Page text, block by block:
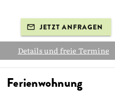
JETZT ANFRAGEN
Details und freie Termine
Ferienwohnung